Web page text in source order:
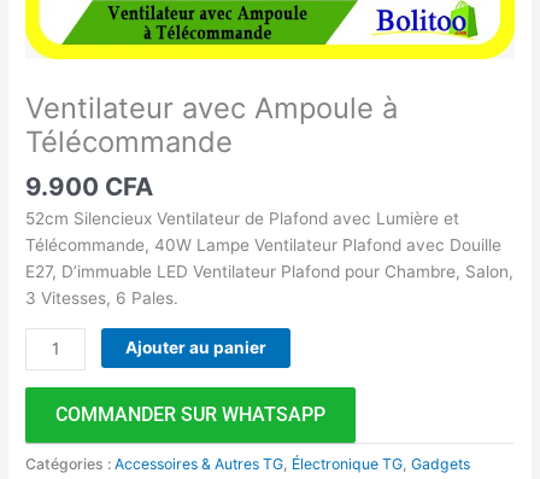
Ventilateur avec Ampoule à
Télécommande
9.900 CFA
52cm Silencieux Ventilateur de Plafond avec Lumière et
Télécommande, 40W Lampe Ventilateur Plafond avec Douille
E27, D’immuable LED Ventilateur Plafond pour Chambre, Salon,
3 Vitesses, 6 Pales.
Ajouter au panier
COMMANDER SUR WHATSAPP
Catégories :Accessoires & Autres TG Électronique TG ,Gadgets